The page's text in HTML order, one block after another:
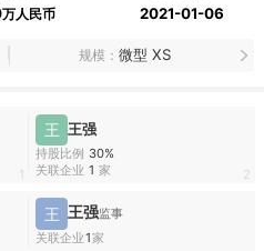
万人民币 2021-01-06
规模 微型 XS
1
王 王强
持股比例 30%
关联企业 1 家 2
王 王强监事
关联企业1家